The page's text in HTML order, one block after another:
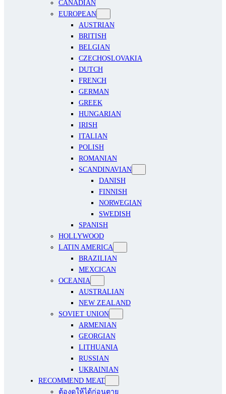
CANADIAN
EUROPEAN
AUSTRIAN
BRITISH
BELGIAN
CZECHOSLOVAKIA
DUTCH
FRENCH
GERMAN
GREEK
HUNGARIAN
IRISH
ITALIAN
POLISH
ROMANIAN
SCANDINAVIAN
DANISH
FINNISH
NORWEGIAN
SWEDISH
SPANISH
HOLLYWOOD
LATIN AMERICA
BRAZILIAN
MEXCICAN
OCEANIA
AUSTRALIAN
NEW ZEALAND
SOVIET UNION
ARMENIAN
GEORGIAN
LITHUANIA
RUSSIAN
UKRAINIAN
RECOMMEND MEAT
ต้องดูให้ได้ก่อนตาย